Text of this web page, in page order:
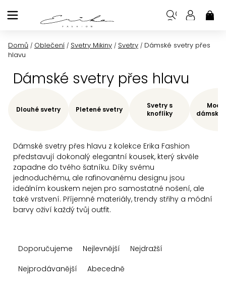
na
Domů / Oblečení / Svetry Mikiny / Svetry / Dámské svetry přes
hlavu
Dámské svetry přes hlavu
Dámské svetry přes hlavu z kolekce Erika Fashion
představují dokonalý elegantní kousek, který skvěle
zapadne do tvého šatníku. Díky svému
jednoduchému, ale rafinovanému designu jsou
ideálním kouskem nejen pro samostatné nošení, ale
také vrstvení. Příjemné materiály, trendy střihy a módní
barvy oživí každý tvůj outfit.
Dlouhé svetry Pletené svetry
Svetry s
knoflíky
dámské
aDoporučujeme Nejlevnější
Nejdražší
Nejprodávanější
Abecedně